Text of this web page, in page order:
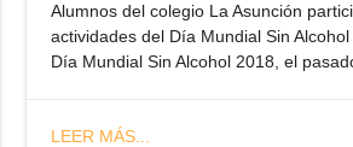
Alumnos del colegio La Asunción
actividades del Día Mundial Sin
Día Mundial Sin Alcohol 2018, el
LEER MÁS...